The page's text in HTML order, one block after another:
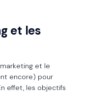
et les
et le
encore) pour
effet, les objectifs